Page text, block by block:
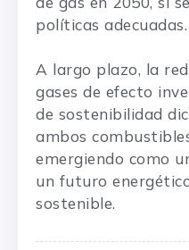
políticas adecuadas.
A largo plazo, la
gases de efecto
de sostenibilidad
ambos
emergiendo como
un futuro
sostenible.